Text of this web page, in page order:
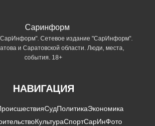
Сетевое издание "СарИнформ".
и Саратовской области. Люди, места,
события. 18+
НАВИГАЦИЯ
СудПолитикаЭкономика
КультураСпортСарИнФото